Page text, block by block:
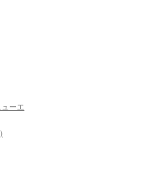
ーエ